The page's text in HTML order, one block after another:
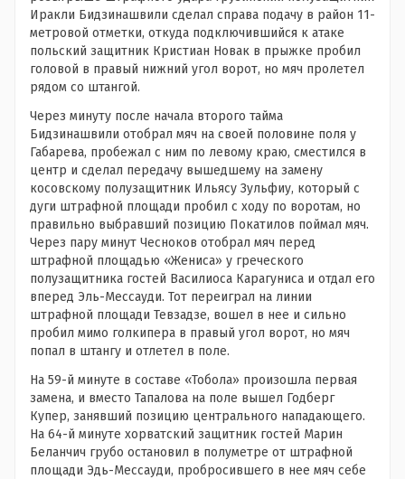
Иракли Бидзинашвили сделал справа подачу в район 11-
метровой отметки, откуда подключившийся к атаке
польский защитник Кристиан Новак в прыжке пробил
головой в правый нижний угол ворот, но мяч пролетел
рядом со штангой.
Через минуту после начала второго тайма
Бидзинашвили отобрал мяч на своей половине поля у
Габарева, пробежал с ним по левому краю, сместился в
центр и сделал передачу вышедшему на замену
косовскому полузащитник Ильясу Зульфиу, который с
дуги штрафной площади пробил с ходу по воротам, но
правильно выбравший позицию Покатилов поймал мяч.
Через пару минут Чесноков отобрал мяч перед
штрафной площадью «Жениса» у греческого
полузащитника гостей Василиоса Карагуниса и отдал его
вперед Эль-Мессауди. Тот переиграл на линии
штрафной площади Тевзадзе, вошел в нее и сильно
пробил мимо голкипера в правый угол ворот, но мяч
попал в штангу и отлетел в поле.
На 59-й минуте в составе «Тобола» произошла первая
замена, и вместо Тапалова на поле вышел Годберг
Купер, занявший позицию центрального нападающего.
На 64-й минуте хорватский защитник гостей Марин
Беланчич грубо остановил в полуметре от штрафной
площади Эдь-Мессауди, пробросившего в нее мяч себе